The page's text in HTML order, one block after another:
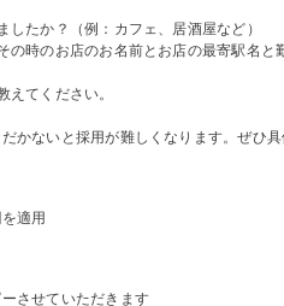
たか？（例：カフェ、居酒屋など）
の時のお店のお名前とお店の最寄駅名と
えてください。
かないと採用が難しくなります。ぜひ
適用
させていただきます